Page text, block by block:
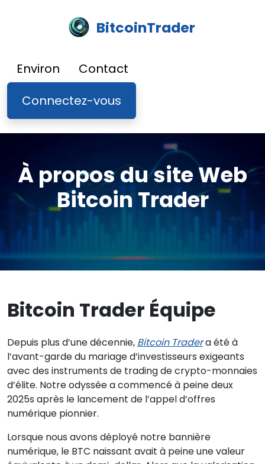
BitcoinTrader
Environ
Contact
Connectez-vous
À propos du site Web
Bitcoin Trader
Bitcoin Trader Équipe
Depuis plus d’une décennie, Bitcoin Tradera été à
l’avant-garde du mariage d’investisseurs exigeants
avec des instruments de trading de crypto-monnaies
d’élite. Notre odyssée a commencé à peine deux
2025s après le lancement de l’appel d’offres
numérique pionnier.
Lorsque nous avons déployé notre bannière
numérique, le BTC naissant avait à peine une valeur